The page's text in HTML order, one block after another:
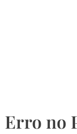
Erro no